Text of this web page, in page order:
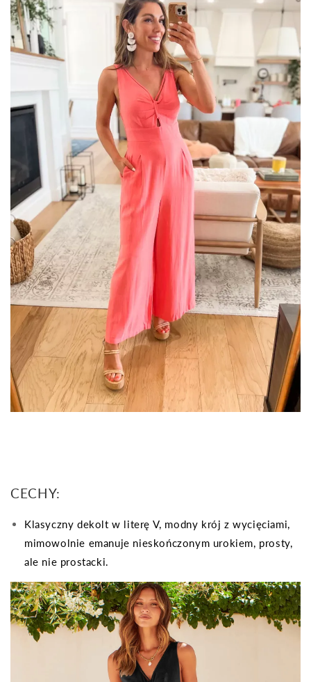
CECHY:
Klasyczny dekolt w literę V, modny krój z wycięciami,
mimowolnie emanuje nieskończonym urokiem, prosty,
ale nie prostacki.